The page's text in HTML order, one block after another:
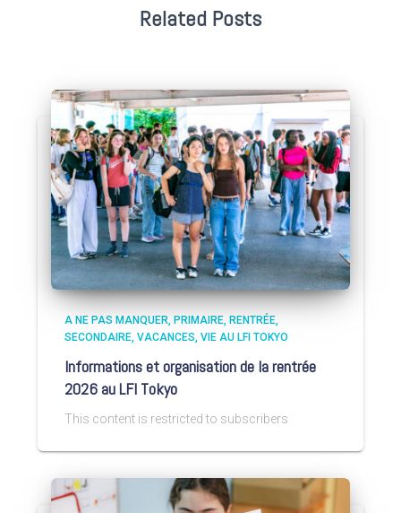
Related Posts
A NE PAS MANQUER PRIMAIRE RENTRÉE
SECONDAIRE VACANCES VIE AU LFI TOKYO
Informations et organisation de la rentrée
2026 au LFI Tokyo
This content is restricted to subscribers